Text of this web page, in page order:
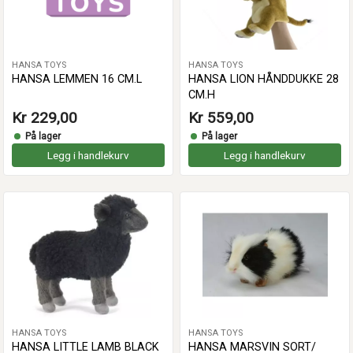
HANSA TOYS
HANSA LEMMEN 16 CM.L
Kr 229,00
På lager
Legg i handlekurv
HANSA TOYS
HANSA LION HÅNDDUKKE 28
CM.H
Kr 559,00
På lager
Legg i handlekurv
HANSA TOYS
HANSA LITTLE LAMB BLACK
HANSA TOYS
HANSA MARSVIN SORT/